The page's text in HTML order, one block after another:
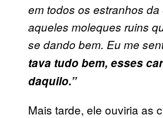
em todos os estranhos
aqueles moleques ruins
se dando bem. Eu me
tava tudo bem, esses
daquilo.”
Mais tarde, ele ouviria as